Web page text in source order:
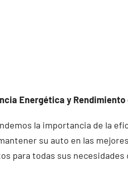
Energética y
la importancia de la
su auto en las
para todas sus